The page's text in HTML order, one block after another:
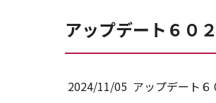
アップデート６０
2024/11/05 アップデート６